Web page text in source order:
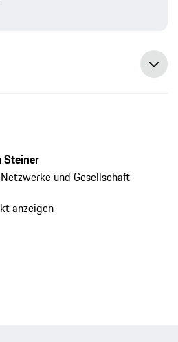
Steiner
und Gesellschaft
anzeigen